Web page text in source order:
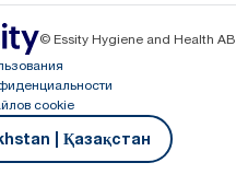
© Essity Hygiene and Health AB
cookie
| Қазақстан